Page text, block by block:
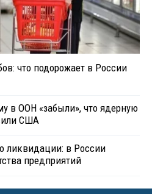
что подорожает в России
в ООН «забыли», что ядерную
США
ликвидации: в России
предприятий